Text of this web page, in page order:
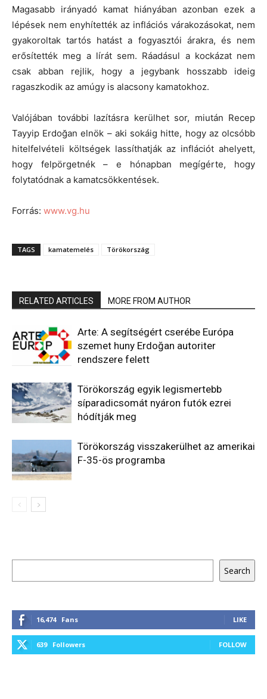
Magasabb irányadó kamat hiányában azonban ezek a
lépések nem enyhítették az inflációs várakozásokat, nem
gyakoroltak tartós hatást a fogyasztói árakra, és nem
erősítették meg a lírát sem. Ráadásul a kockázat nem
csak abban rejlik, hogy a jegybank hosszabb ideig
ragaszkodik az amúgy is alacsony kamatokhoz.
Valójában további lazításra kerülhet sor, miután Recep
Tayyip Erdoğan elnök – aki sokáig hitte, hogy az olcsóbb
hitelfelvételi költségek lassíthatják az inflációt ahelyett,
hogy felpörgetnék – e hónapban megígérte, hogy
folytatódnak a kamatcsökkentések.
Forrás: www.vg.hu
TAGS kamatemelés Törökország
RELATED ARTICLES MORE FROM AUTHOR
Arte: A segítségért cserébe Európa
szemet huny Erdoğan autoriter
rendszere felett
Törökország egyik legismertebb
síparadicsomát nyáron futók ezrei
hódítják meg
Törökország visszakerülhet az amerikai
F-35-ös programba
Search
16,474 Fans LIKE
639 Followers FOLLOW